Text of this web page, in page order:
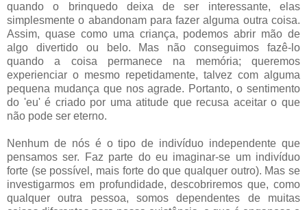
quando o brinquedo deixa de ser interessante, elas
simplesmente o abandonam para fazer alguma outra coisa.
Assim, quase como uma criança, podemos abrir mão de
algo divertido ou belo. Mas não conseguimos fazê-lo
quando a coisa permanece na memória; queremos
experienciar o mesmo repetidamente, talvez com alguma
pequena mudança que nos agrade. Portanto, o sentimento
do 'eu' é criado por uma atitude que recusa aceitar o que
não pode ser eterno.
Nenhum de nós é o tipo de indivíduo independente que
pensamos ser. Faz parte do eu imaginar-se um indivíduo
forte (se possível, mais forte do que qualquer outro). Mas se
investigarmos em profundidade, descobriremos que, como
qualquer outra pessoa, somos dependentes de muitas